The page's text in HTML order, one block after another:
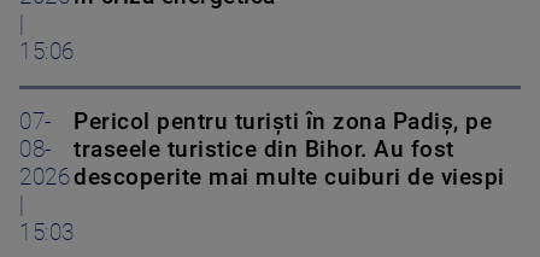
15:06
07-
08-
2026
15:03
Pericol pentru turiști în zona Padiș, pe
traseele turistice din Bihor. Au fost
descoperite mai multe cuiburi de viespi